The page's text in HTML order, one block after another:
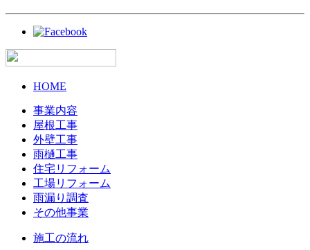
HOME
事業内容
屋根工事
外壁工事
雨樋工事
住宅リフォーム
工場リフォーム
雨漏り調査
その他事業
施工の流れ